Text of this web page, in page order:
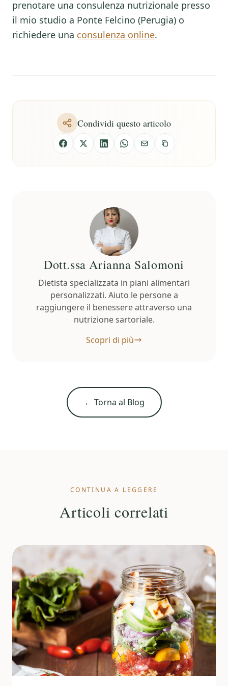
prenotare una consulenza nutrizionale presso
il mio studio a Ponte Felcino (Perugia) o
richiedere una consulenza online.
Condividi questo articolo
Dott.ssa Arianna Salomoni
Dietista specializzata in piani alimentari
personalizzati. Aiuto le persone a
raggiungere il benessere attraverso una
nutrizione sartoriale.
Scopri di più
← Torna al Blog
CONTINUA A LEGGERE
Articoli correlati